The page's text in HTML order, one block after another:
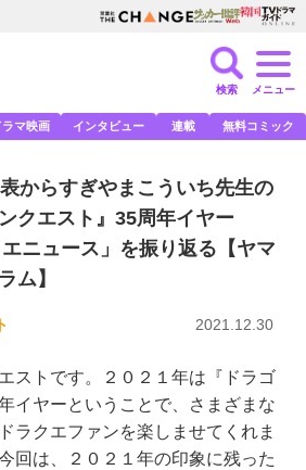
検索 メニュー
ラマ映画 インタビュー 連載 無料コミック
からすぎやまこういち先生の
クエスト』35周年イヤー
エニュース」を振り返る【ヤマ
ム】
2021.12.30
ストです。２０２１年は『ドラゴ
イヤーということで、さまざまな
ラクエファンを楽しませてくれま
回は、２０２１年の印象に残った